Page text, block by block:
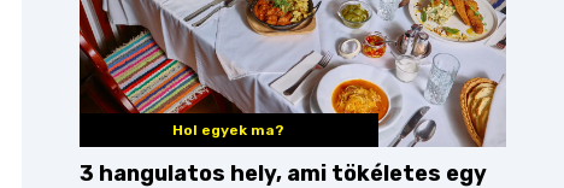
Hol egyek ma?
3 hangulatos hely, ami tökéletes egy